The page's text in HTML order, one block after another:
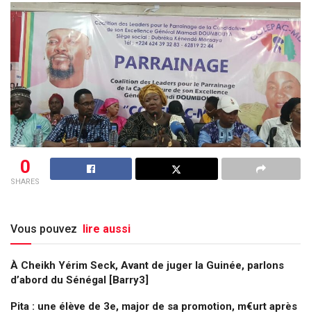
0
SHARES
Vous pouvez lire aussi
À Cheikh Yérim Seck, Avant de juger la Guinée, parlons
d’abord du Sénégal [Barry3]
Pita : une élève de 3e, major de sa promotion, m€urt après